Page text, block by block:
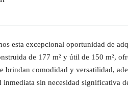
esta excepcional oportunidad de
de 177 m² y útil de 150 m²,
brindan comodidad y versatilidad,
inmediata sin necesidad significativa